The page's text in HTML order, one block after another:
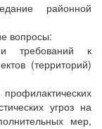
районной
вопросы:
требований к
(территорий)
угроз на
мер,